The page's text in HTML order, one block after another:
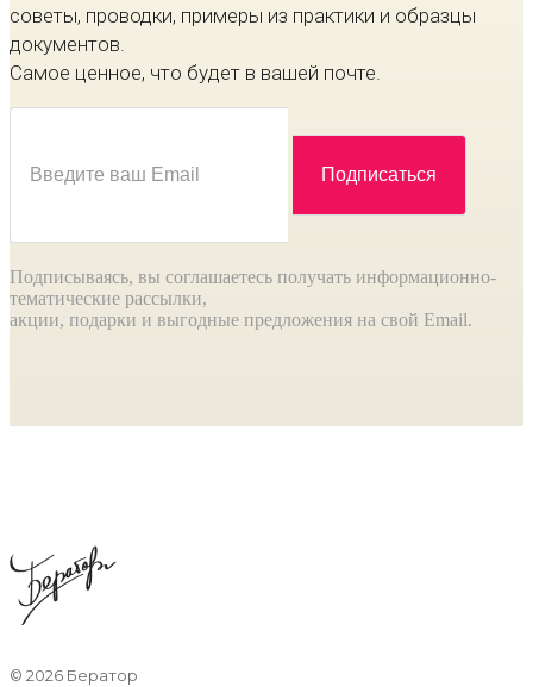
советы, проводки, примеры из практики и образцы
документов.
Самое ценное, что будет в вашей почте.
Подписываясь, вы соглашаетесь получать информационно-
тематические рассылки,
акции, подарки и выгодные предложения на свой Email.
© 2026 Бератор